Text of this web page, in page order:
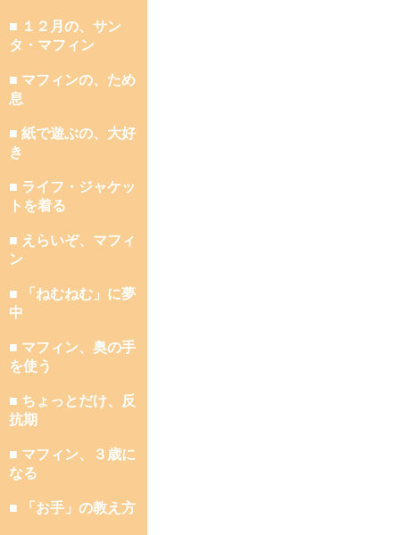
■ １２月の、サン
タ・マフィン
■ マフィンの、ため
息
■ 紙で遊ぶの、大好
き
■ ライフ・ジャケッ
トを着る
■ えらいぞ、マフィ
ン
■ 「ねむねむ」に夢
中
■ マフィン、奥の手
を使う
■ ちょっとだけ、反
抗期
■ マフィン、３歳に
なる
■ 「お手」の教え方